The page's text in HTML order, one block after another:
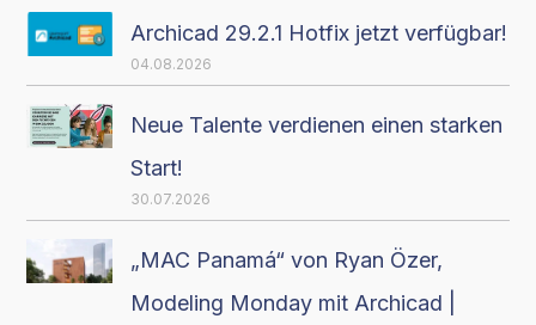
Archicad 29.2.1 Hotfix jetzt verfügbar!
04.08.2026
Neue Talente verdienen einen starken
Start!
30.07.2026
„MAC Panamá“ von Ryan Özer,
Modeling Monday mit Archicad |